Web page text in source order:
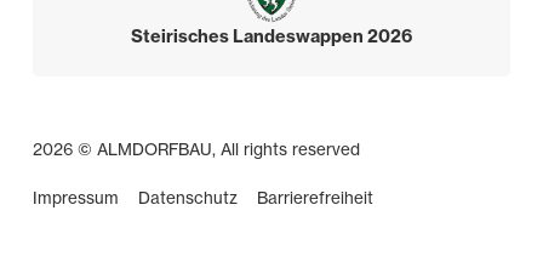
Steirisches Landeswappen 2026
2026 © ALMDORFBAU, All rights reserved
Impressum Datenschutz Barrierefreiheit